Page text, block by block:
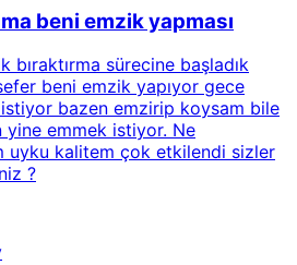
beni emzik yapması
bıraktırma sürecine başladık
beni emzik yapıyor gece
bazen emzirip koysam bile
emmek istiyor. Ne
uyku kalitem çok etkilendi sizler
?